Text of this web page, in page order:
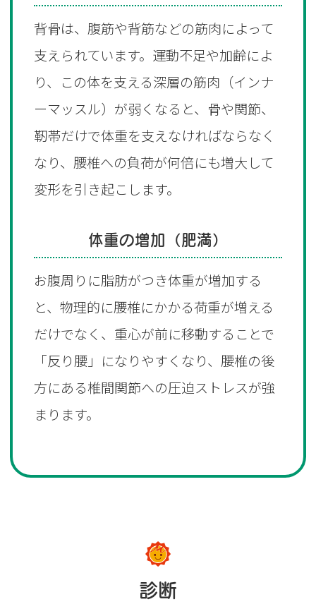
背骨は、腹筋や背筋などの筋肉によって
支えられています。運動不足や加齢によ
り、この体を支える深層の筋肉（インナ
ーマッスル）が弱くなると、骨や関節、
靭帯だけで体重を支えなければならなく
なり、腰椎への負荷が何倍にも増大して
変形を引き起こします。
体重の増加（肥満）
お腹周りに脂肪がつき体重が増加する
と、物理的に腰椎にかかる荷重が増える
だけでなく、重心が前に移動することで
「反り腰」になりやすくなり、腰椎の後
方にある椎間関節への圧迫ストレスが強
まります。
診断